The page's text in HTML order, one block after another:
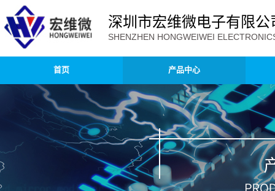
深圳市宏维微电子有限公
SHENZHEN HONGWEIWEI
首页 产品中心